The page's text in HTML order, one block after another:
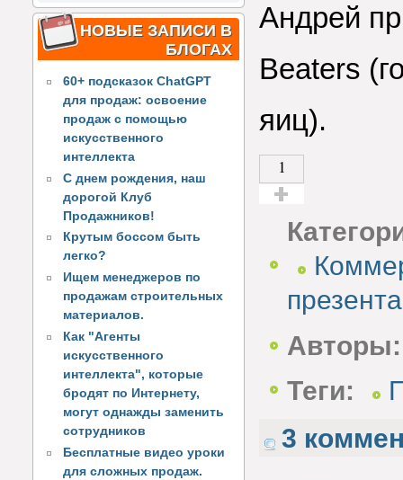
НОВЫЕ ЗАПИСИ В
БЛОГАХ
60+ подсказок ChatGPT
для продаж: освоение
продаж с помощью
искусственного
интеллекта
С днем рождения, наш
дорогой Клуб
Продажников!
Крутым боссом быть
легко?
Ищем менеджеров по
продажам строительных
материалов.
Как "Агенты
искусственного
интеллекта", которые
бродят по Интернету,
могут однажды заменить
сотрудников
Бесплатные видео уроки
для сложных продаж.
Андрей
Beaters
яиц).
1
Авторы:
Теги:
3